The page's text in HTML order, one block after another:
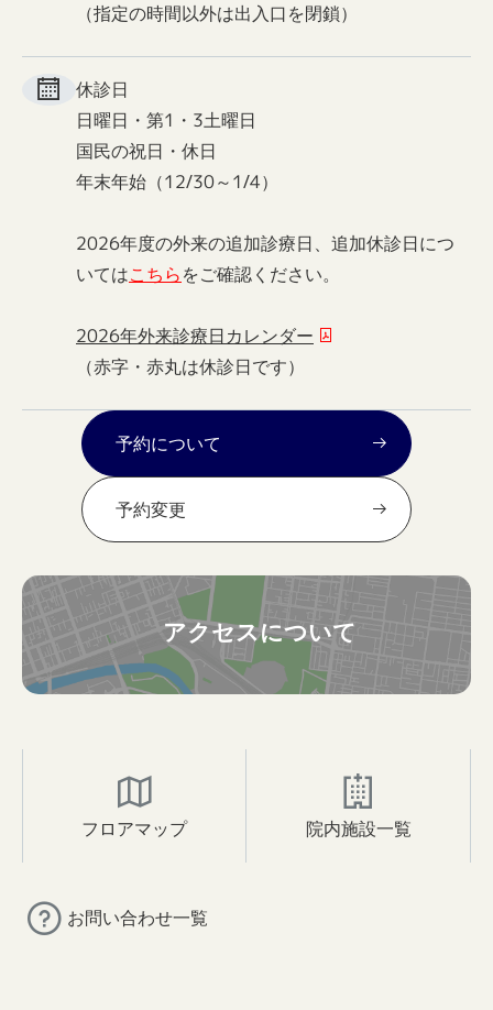
（指定の時間以外は出入口を閉鎖）
休診日
日曜日・第1・3土曜日
国民の祝日・休日
年末年始（12/30～1/4）
2026年度の外来の追加診療日、追加休診日につ
いてはこちらをご確認ください。
2026年外来診療日カレンダー
（赤字・赤丸は休診日です）
予約について
予約変更
アクセスについて
フロアマップ 院内施設一覧
お問い合わせ一覧